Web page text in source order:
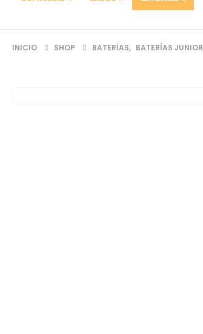
INICIO SHOP BATERÍAS, BATERÍAS JUNIOR